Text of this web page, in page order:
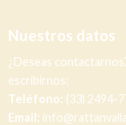
Nuestros datos
¿Deseas
escribirnos:
Teléfono: (33) 2494-
Email: